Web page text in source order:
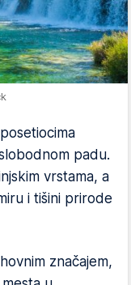
padu.
vrstama, a
i tišini prirode
značajem,